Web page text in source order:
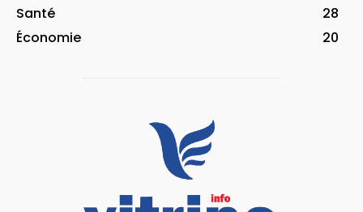
Santé
28
Économie
20